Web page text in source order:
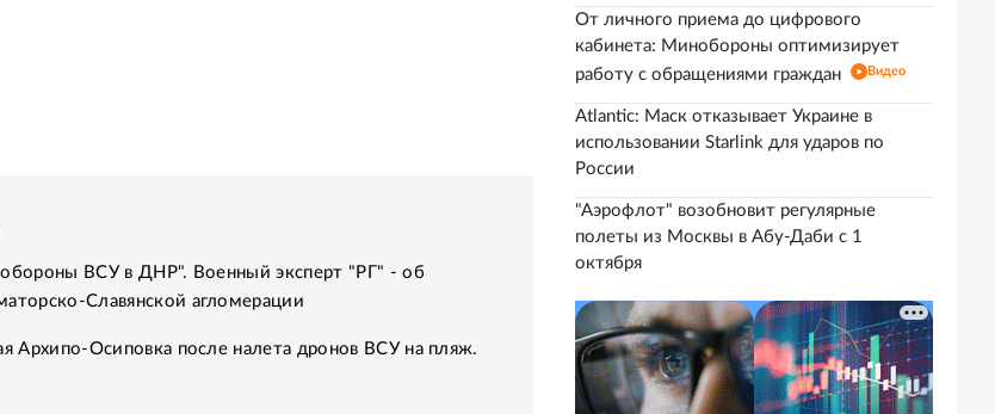
ВСУ в ДНР". Военный эксперт "РГ" - об
Славянской агломерации
Архипо-Осиповка после налета дронов ВСУ на пляж.
От личного приема до цифрового
кабинета: Минобороны оптимизирует
работу с обращениями граждан
Видео
Atlantic: Маск отказывает Украине в
использовании Starlink для ударов по
России
"Аэрофлот" возобновит регулярные
полеты из Москвы в Абу-Даби с 1
октября